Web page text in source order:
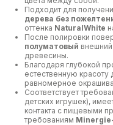
Подходит для
дерева без
оттенка NaturalWhite
После полировки
полуматовый
древесины.
Благодаря глубокой
естественную
равномерное
Соответствует
детских игрушек),
контакта с пищевыми
требованиям